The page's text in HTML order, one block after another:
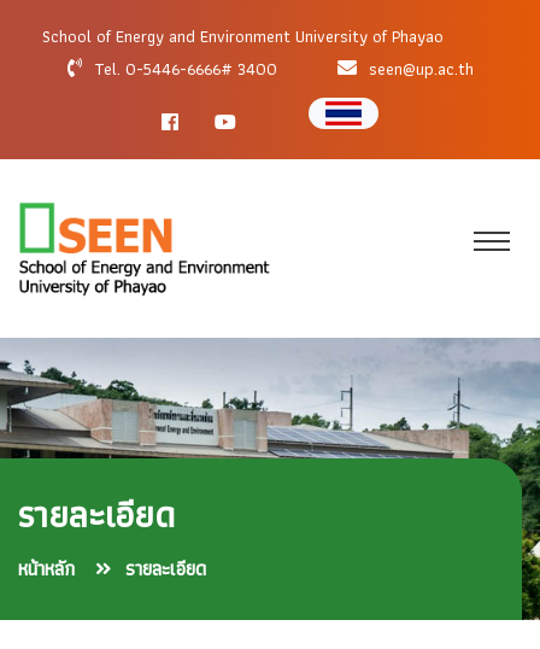
School of Energy and Environment University of Phayao
Tel. 0-5446-6666# 3400
seen@up.ac.th
รายละเอียด
หน้าหลัก รายละเอียด